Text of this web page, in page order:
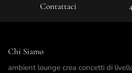
Contattaci
Chi Siamo
ambient lounge crea concetti di